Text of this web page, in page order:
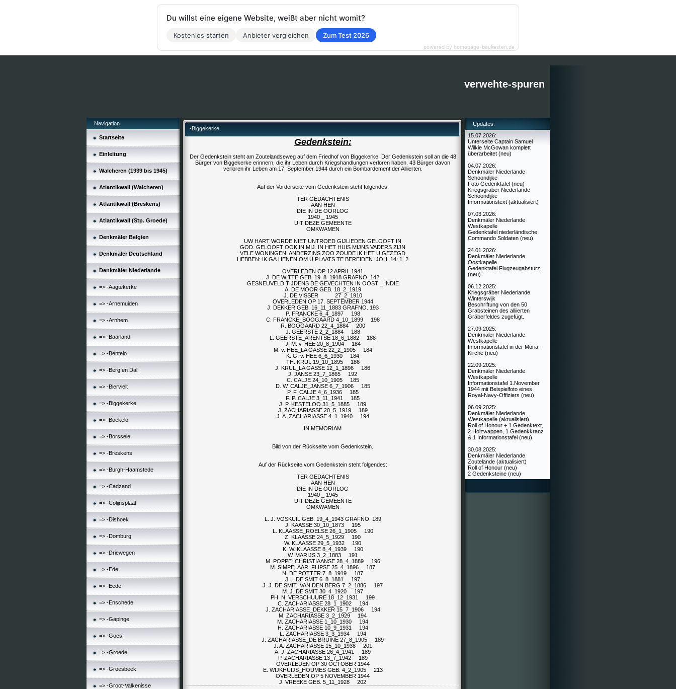
verwehte-spuren
Navigation
Startseite
Einleitung
Walcheren (1939 bis 1945)
Atlantikwall (Walcheren)
Atlantikwall (Breskens)
Atlantikwall (Stp. Groede)
Denkmäler Belgien
Denkmäler Deutschland
Denkmäler Niederlande
=> -Aagtekerke
=> -Arnemuiden
=> -Arnhem
=> -Baarland
=> -Bentelo
=> -Berg en Dal
=> -Biervielt
=> -Biggekerke
=> -Boekelo
=> -Borssele
=> -Breskens
=> -Burgh-Haamstede
=> -Cadzand
=> -Colijnsplaat
=> -Dishoek
=> -Domburg
=> -Driewegen
=> -Ede
=> -Eede
=> -Enschede
=> -Gapinge
=> -Goes
=> -Groede
=> -Groesbeek
=> -Groot-Valkenisse
-Biggekerke
Gedenkstein:
Der Gedenkstein steht am Zoutelandseweg auf dem Friedhof von Biggekerke. Der Gedenkstein soll an die 48
Bürger von Biggekerke erinnern, die ihr Leben durch Kriegshandlungen verloren haben. 43 Bürger davon
verloren ihr Leben am 17. September 1944 durch ein Bombardement der Alliierten.
Auf der Vorderseite vom Gedenkstein steht folgendes:
TER GEDACHTENIS
AAN HEN
DIE IN DE OORLOG
1940 _ 1945
UIT DEZE GEMEENTE
OMKWAMEN
UW HART WORDE NIET UNTROED GIJLIEDEN GELOOFT IN
GOD. GELOOFT OOK IN MIJ. IN HET HUIS MIJNS VADERS ZIJN
VELE WONINGEN: ANDERZINS ZOO ZOUDE IK HET U GEZEGD
HEBBEN: IK GA HENEN OM U PLAATS TE BEREIDEN. JOH. 14: 1_2
OVERLEDEN OP 12 APRIL 1941
J. DE WITTE GEB. 19_8_1918 GRAFNO. 142
GESNEUVELD TIJDENS DE GEVECHTEN IN OOST _ INDIE
A. DE MOOR GEB. 18_2_1919
J. DE VISSER 27_2_1910
OVERLEDEN OP 17. SEPTEMBER 1944
J. DEKKER GEB. 16_11_1883 GRAFNO. 193
P. FRANCKE 6_4_1897 198
C. FRANCKE_BOOGAARD 4_10_1899 198
R. BOOGAARD 22_4_1884 200
J. GEERSTE 2_2_1884 188
L. GEERSTE_ARENTSE 18_6_1882 188
J. M. v. HEE 20_8_1904 184
M. v. HEE_LA GASSE 22_2_1905 184
K. G. v. HEE 6_6_1930 184
TH. KRUL 19_10_1895 186
J. KRUL_LA GASSE 12_1_1896 186
J. JANSE 23_7_1865 192
C. CALJE 24_10_1905 185
D. W. CALJE_JANSE 6_7_1906 185
P. F. CALJE 4_6_1936 185
F. P. CALJE 3_11_1941 185
J. P. KESTELOO 31_5_1885 189
J. ZACHARIASSE 20_5_1919 189
J. A. ZACHARIASSE 4_1_1940 194
IN MEMORIAM
Bild von der Rückseite vom Gedenkstein.
Auf der Rückseite vom Gedenkstein steht folgendes:
TER GEDACHTENIS
AAN HEN
DIE IN DE OORLOG
1940 _ 1945
UIT DEZE GEMEENTE
OMKWAMEN
L. J. VOSKUIL GEB. 19_4_1943 GRAFNO. 189
J. KAASSE 30_10_1873 195
L. KLAASSE_ROELSE 26_1_1905 190
Z. KLAASSE 24_5_1929 190
W. KLAASSE 29_5_1932 190
K. W. KLAASSE 8_4_1939 190
W. MARIJS 3_2_1883 191
M. POPPE_CHRISTIAANSE 28_4_1889 196
M. SIMPELAAR_FLIPSE 25_4_1896 187
N. DE POTTER 7_8_1919 187
J. I. DE SMIT 6_8_1881 197
J. J. DE SMIT_VAN DEN BERG 7_2_1886 197
M. J. DE SMIT 30_4_1920 197
PH. N. VERSCHUURE 18_12_1931 199
C. ZACHARIASSE 28_1_1902 194
J. ZACHARIASSE_DEKKER 15_7_1906 194
M. ZACHARIASSE 3_2_1929 194
M. ZACHARIASSE 1_10_1930 194
H. ZACHARIASSE 10_9_1931 194
L. ZACHARIASSE 3_3_1934 194
J. ZACHARIASSE_DE BRUINE 27_8_1905 189
J. A. ZACHARIASSE 15_10_1938 201
A. J. ZACHARIASSE 26_4_1941 189
P. ZACHARIASSE 13_7_1942 189
OVERLEDEN OP 30 OCTOBER 1944
E. WIJKHUIJS_HOUMES GEB. 4_2_1905 213
OVERLEDEN OP 5 NOVEMBER 1944
J. VREEKE GEB. 5_11_1928 202
Updates:
15.07.2026:
Unterseite Captain Samuel
Wilkie McGowan komplett
überarbeitet (neu)
04.07.2026:
Denkmäler Niederlande
Schoondijke
Foto Gedenktafel (neu)
Kriegsgräber Niederlande
Schoondijke
Informationstext (aktualisiert)
07.03.2026:
Denkmäler Niederlande
Westkapelle
Gedenktafel niederländische
Commando Soldaten (neu)
24.01.2026:
Denkmäler Niederlande
Oostkapelle
Gedenktafel Flugzeugabsturz
(neu)
06.12.2025:
Kriegsgräber Niederlande
Winterswijk
Beschriftung von den 50
Grabsteinen des alliierten
Gräberfeldes zugefügt.
27.09.2025:
Denkmäler Niederlande
Westkapelle
Informationstafel in der Moria-
Kirche (neu)
22.09.2025:
Denkmäler Niederlande
Westkapelle
Informationstafel 1.November
1944 mit Beispielfoto eines
Royal-Navy-Offiziers (neu)
06.09.2025:
Denkmäler Niederlande
Westkapelle (aktualisiert)
Roll of Honour + 1 Gedenktext,
2 Holzwappen, 1 Gedenkkranz
& 1 Informationstafel (neu)
30.08.2025:
Denkmäler Niederlande
Zoutelande (aktualisiert)
Roll of Honour (neu)
2 Gedenksteine (neu)
Du willst eine eigene Website, weißt aber nicht womit?
Kostenlos starten Anbieter vergleichen Zum Test 2026
powered by homepage-baukasten.de